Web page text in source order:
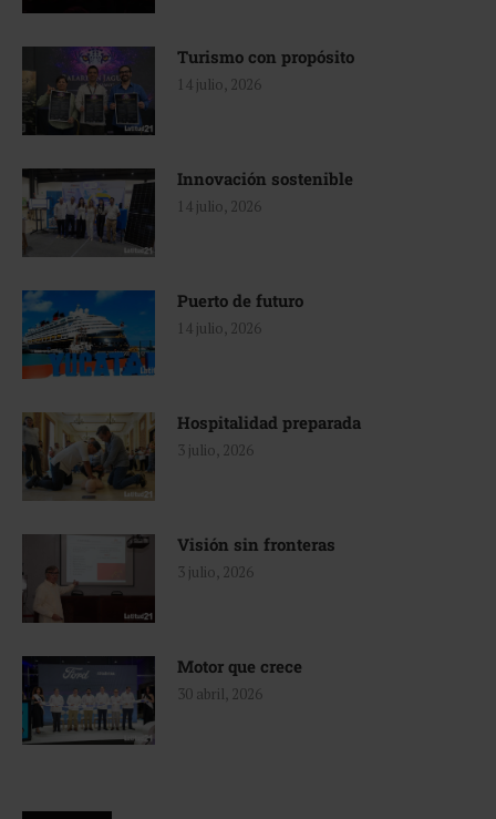
Turismo con propósito
14 julio, 2026
Innovación sostenible
14 julio, 2026
Puerto de futuro
14 julio, 2026
Hospitalidad preparada
3 julio, 2026
Visión sin fronteras
3 julio, 2026
Motor que crece
30 abril, 2026